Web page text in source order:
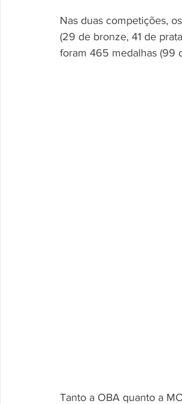
Nas duas competições,
(29 de bronze, 41 de
foram 465 medalhas (99
Tanto a OBA quanto a